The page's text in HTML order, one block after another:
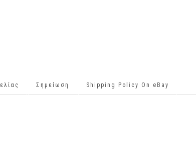
Σημείωση Shipping Policy On eBay